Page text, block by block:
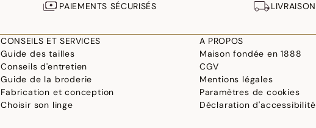
PAIEMENTS SÉCURISÉS LIVRAISON
CONSEILS ET SERVICES
Guide des tailles
Conseils d'entretien
Guide de la broderie
Fabrication et conception
Choisir son linge
A PROPOS
Maison fondée en 1888
CGV
Mentions légales
Paramètres de cookies
Déclaration d'accessibilité